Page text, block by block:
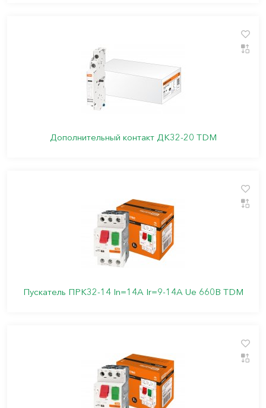
Дополнительный контакт ДК32-20 TDМ
Пускатель ПРК32-14 In=14A Ir=9-14A Ue 660В TDM